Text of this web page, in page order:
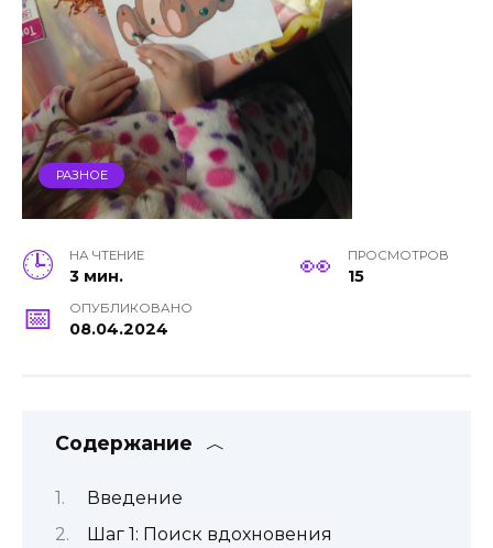
РАЗНОЕ
НА ЧТЕНИЕ
3 мин.
ПРОСМОТРОВ
15
ОПУБЛИКОВАНО
08.04.2024
Содержание
Введение
Шаг 1: Поиск вдохновения